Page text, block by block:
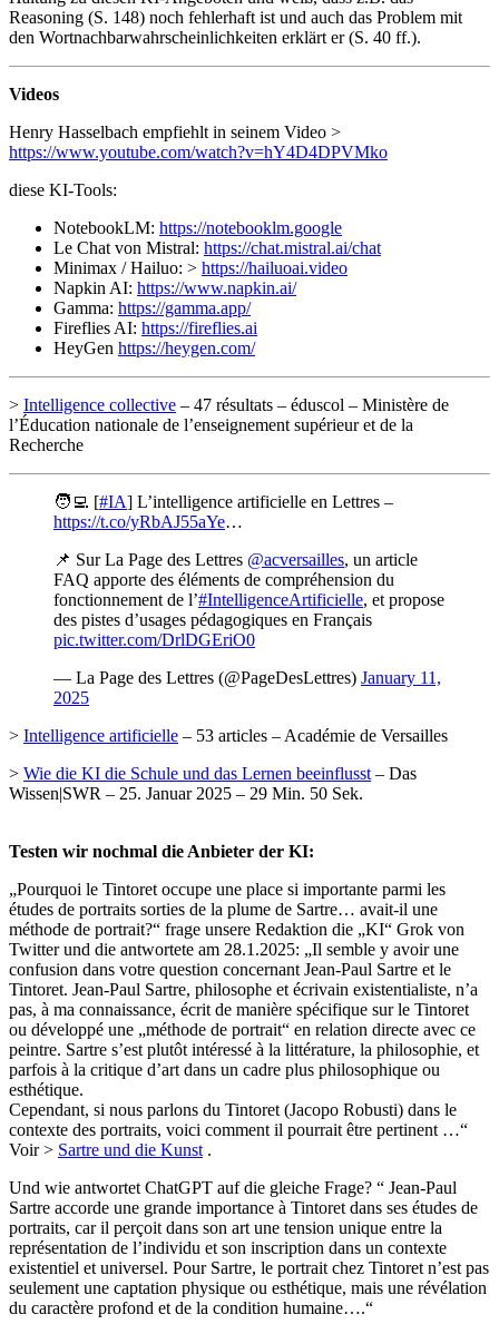
Reasoning (S. 148) noch fehlerhaft ist und auch das Problem mit
den Wortnachbarwahrscheinlichkeiten erklärt er (S. 40 ff.).
Videos
Henry Hasselbach empfiehlt in seinem Video >
https://www.youtube.com/watch?v=hY4D4DPVMko
diese KI-Tools:
NotebookLM: https://notebooklm.google
Le Chat von Mistral: https://chat.mistral.ai/chat
Minimax / Hailuo: > https://hailuoai.video
Napkin AI: https://www.napkin.ai/
Gamma: https://gamma.app/
Fireflies AI: https://fireflies.ai
HeyGen https://heygen.com/
> Intelligence collective – 47 résultats – éduscol – Ministère de
l’Éducation nationale de l’enseignement supérieur et de la
Recherche
🧑‍💻 [#IA] L’intelligence artificielle en Lettres –
https://t.co/yRbAJ55aYe…
📌 Sur La Page des Lettres @acversailles, un article
FAQ apporte des éléments de compréhension du
fonctionnement de l’#IntelligenceArtificielle, et propose
des pistes d’usages pédagogiques en Français
pic.twitter.com/DrlDGEriO0
— La Page des Lettres (@PageDesLettres) January 11,
2025
> Intelligence artificielle – 53 articles – Académie de Versailles
> Wie die KI die Schule und das Lernen beeinflusst – Das
Wissen|SWR – 25. Januar 2025 – 29 Min. 50 Sek.
Testen wir nochmal die Anbieter der KI:
„Pourquoi le Tintoret occupe une place si importante parmi les
études de portraits sorties de la plume de Sartre… avait-il une
méthode de portrait?“ frage unsere Redaktion die „KI“ Grok von
Twitter und die antwortete am 28.1.2025: „Il semble y avoir une
confusion dans votre question concernant Jean-Paul Sartre et le
Tintoret. Jean-Paul Sartre, philosophe et écrivain existentialiste, n’a
pas, à ma connaissance, écrit de manière spécifique sur le Tintoret
ou développé une „méthode de portrait“ en relation directe avec ce
peintre. Sartre s’est plutôt intéressé à la littérature, la philosophie, et
parfois à la critique d’art dans un cadre plus philosophique ou
esthétique.
Cependant, si nous parlons du Tintoret (Jacopo Robusti) dans le
contexte des portraits, voici comment il pourrait être pertinent …“
Voir > Sartre und die Kunst .
Und wie antwortet ChatGPT auf die gleiche Frage? “ Jean-Paul
Sartre accorde une grande importance à Tintoret dans ses études de
portraits, car il perçoit dans son art une tension unique entre la
représentation de l’individu et son inscription dans un contexte
existentiel et universel. Pour Sartre, le portrait chez Tintoret n’est pas
seulement une captation physique ou esthétique, mais une révélation
du caractère profond et de la condition humaine….“